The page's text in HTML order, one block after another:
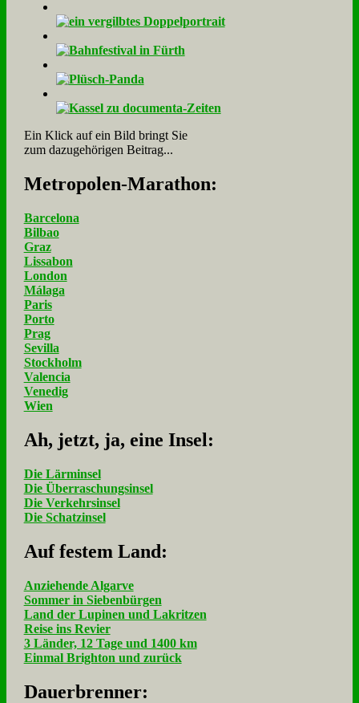
Ein Klick auf ein Bild bringt Sie
zum dazugehörigen Beitrag...
Me­tro­po­len-Ma­ra­thon:
Barcelona
Bilbao
Graz
Lissabon
London
Málaga
Paris
Porto
Prag
Sevilla
Stockholm
Valencia
Venedig
Wien
Ah, jetzt, ja, ei­ne In­sel:
Die Lärminsel
Die Überraschungsinsel
Die Verkehrsinsel
Die Schatzinsel
Auf fe­stem Land:
Anziehende Algarve
Sommer in Siebenbürgen
Land der Lupinen und Lakritzen
Reise ins Revier
3 Länder, 12 Tage und 1400 km
Einmal Brighton und zurück
Dau­er­bren­ner: